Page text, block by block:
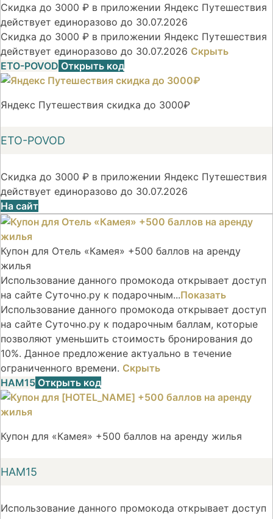
Скидка до 3000 ₽ в приложении Яндекс Путешествия
действует единоразово до 30.07.2026
Скидка до 3000 ₽ в приложении Яндекс Путешествия
действует единоразово до 30.07.2026 Скрыть
ETO-POVOD Открыть код
Яндекс Путешествия скидка до 3000₽
ETO-POVOD
Скидка до 3000 ₽ в приложении Яндекс Путешествия
действует единоразово до 30.07.2026
На сайт
Купон для Отель «Камея» +500 баллов на аренду
жилья
Использование данного промокода открывает доступ
на сайте Суточно.ру к подарочным...Показать
Использование данного промокода открывает доступ
на сайте Суточно.ру к подарочным баллам, которые
позволяют уменьшить стоимость бронирования до
10%. Данное предложение актуально в течение
ограниченного времени. Скрыть
НАМ15 Открыть код
Купон для «Камея» +500 баллов на аренду жилья
НАМ15
Использование данного промокода открывает доступ